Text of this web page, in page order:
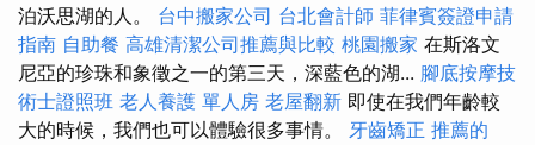
泊沃思湖的人。 台中搬家公司 台北會計師 菲律賓簽證申請
指南 自助餐 高雄清潔公司推薦與比較 桃園搬家 在斯洛文
尼亞的珍珠和象徵之一的第三天，深藍色的湖... 腳底按摩技
術士證照班 老人養護 單人房 老屋翻新 即使在我們年齡較
大的時候，我們也可以體驗很多事情。 牙齒矯正 推薦的